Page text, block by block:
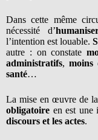
Dans cette même
nécessité d’
l’intention est louable.
autre : on constate
administratifs,moins
santé…
La mise en œuvre de la
obligatoire en est une
discours et les actes.